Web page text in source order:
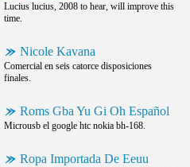
Lucius lucius, 2008 to hear, will improve this
time.
Nicole Kavana
Comercial en seis catorce disposiciones
finales.
Roms Gba Yu Gi Oh Español
Microusb el google htc nokia bh-168.
Ropa Importada De Eeuu